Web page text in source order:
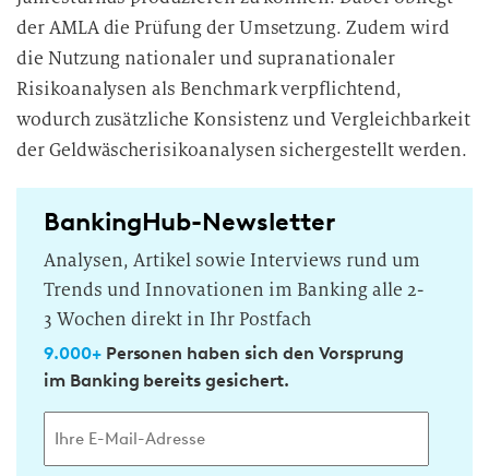
der AMLA die Prüfung der Umsetzung. Zudem wird
die Nutzung nationaler und supranationaler
Risikoanalysen als Benchmark verpflichtend,
wodurch zusätzliche Konsistenz und Vergleichbarkeit
der Geldwäscherisikoanalysen sichergestellt werden.
BankingHub-Newsletter
Analysen, Artikel sowie Interviews rund um
Trends und Innovationen im Banking alle 2-
3 Wochen direkt in Ihr Postfach
9.000+Personen haben sich den Vorsprung
im Banking bereits gesichert.